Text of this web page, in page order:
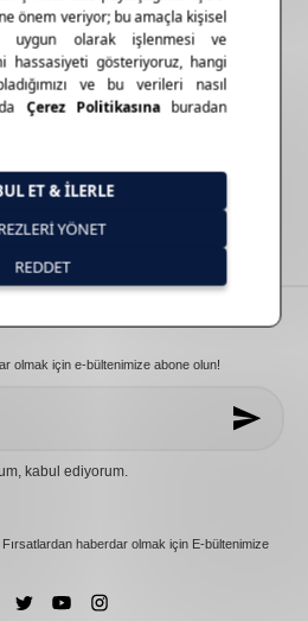
ürün bulunmaktadır.
olmak için e-bültenimize abone olun!
kabul ediyorum.
haberdar olmak için E-bültenimize